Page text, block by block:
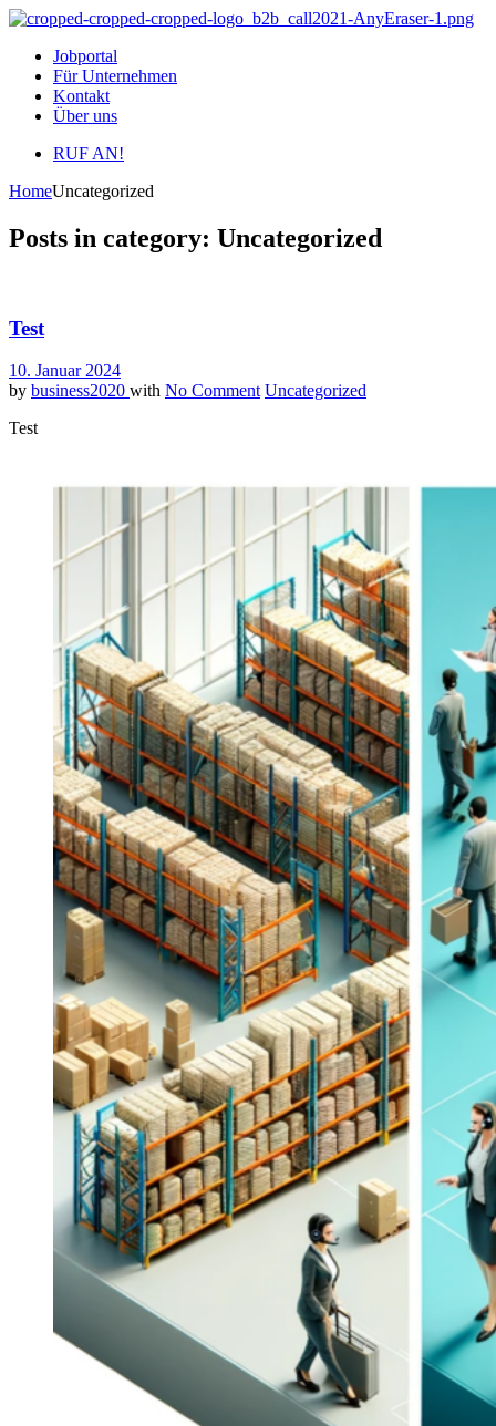
Jobportal
Für Unternehmen
Kontakt
Über uns
RUF AN!
HomeUncategorized
Posts in category: Uncategorized
Test
10. Januar 2024
by business2020 with No Comment Uncategorized
Test